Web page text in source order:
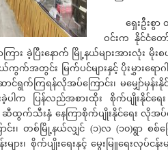
ရှေးဦးစွာ တို
ဝင်းက နိုင်ငံတေ
ား ခဲ့ပြီးနောက် မြို့နယ်များအားလုံး မိုးစပ
က်အတွင်း မြက်ပင်များနှင့် ပိုးမွှားရေ
ာင်ရွက်ကြရန်လိုအပ်ကြောင်း၊ မမျှော်မှန်
စီးခဲ့ပါက ပြန်လည်အစားထိုး စိုက်ပျိုးနိုင်ရ
ဆီထွက်သီးနှံ နေကြာစိုက်ပျိုးနိုင်ရေး လိုအပ်
င်း၊ တစ်မြို့နယ်လျှင် (၁)လ (၁၀)ရွာ စစ်ကြ
း၊ စိုက်ပျိုးရေးနှင့် မွေးမြူရေးလုပ်င